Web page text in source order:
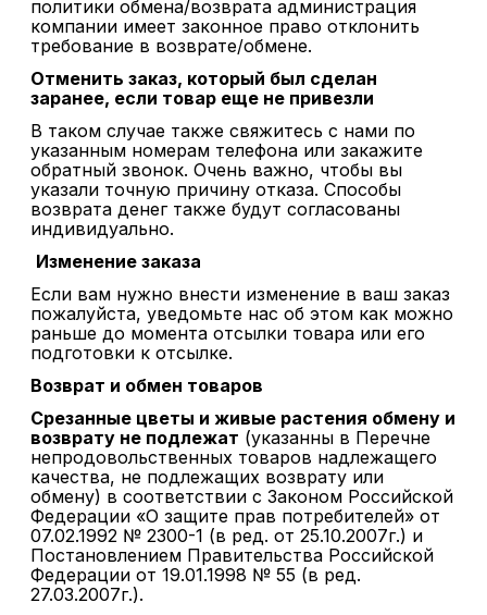
политики обмена/возврата администрация
компании имеет законное право отклонить
требование в возврате/обмене.
Отменить заказ, который был сделан
заранее, если товар еще не привезли
В таком случае также свяжитесь с нами по
указанным номерам телефона или закажите
обратный звонок. Очень важно, чтобы вы
указали точную причину отказа. Способы
возврата денег также будут согласованы
индивидуально.
Изменение заказа
Если вам нужно внести изменение в ваш заказ
пожалуйста, уведомьте нас об этом как можно
раньше до момента отсылки товара или его
подготовки к отсылке.
Возврат и обмен товаров
Срезанные цветы и живые растения обмену и
возврату не подлежат (указанны в Перечне
непродовольственных товаров надлежащего
качества, не подлежащих возврату или
обмену) в соответствии с Законом Российской
Федерации «О защите прав потребителей» от
07.02.1992 № 2300-1 (в ред. от 25.10.2007г.) и
Постановлением Правительства Российской
Федерации от 19.01.1998 № 55 (в ред.
27.03.2007г.).